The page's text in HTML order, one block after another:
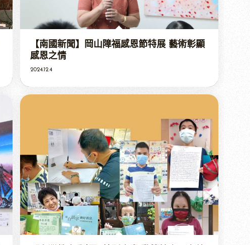
【南國新聞】岡山障福感恩節特展 藝術彰顯
感恩之情
2024.12.4